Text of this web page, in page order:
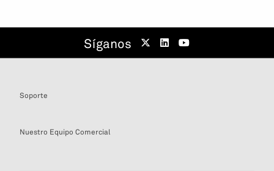
Síganos
Soporte
Nuestro Equipo Comercial